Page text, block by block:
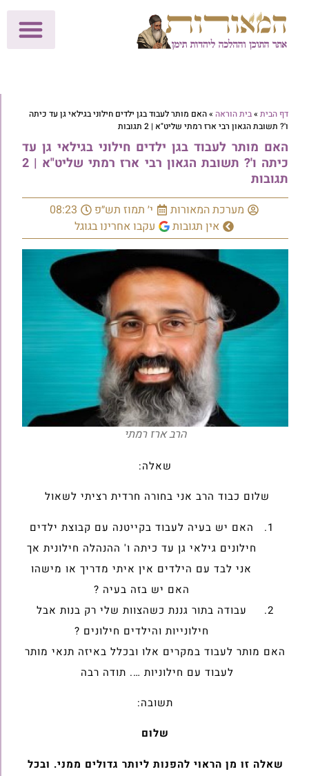
דף הבית »בית הוראה »האם מותר לעבוד בגן ילדים חילוני בגילאי גן עד כיתה
ו'? תשובת הגאון רבי ארז רמתי שליט"א | 2 תגובות
האם מותר לעבוד בגן ילדים חילוני בגילאי גן עד
כיתה ו'? תשובת הגאון רבי ארז רמתי שליט"א | 2
תגובות
מערכת המאורות י׳ תמוז תש״פ
08:23
אין תגובות
עקבו אחרינו בגוגל
הרב ארז רמתי
שאלה:
שלום כבוד הרב אני בחורה חרדית רציתי לשאול
האם יש בעיה לעבוד בקייטנה עם קבוצת ילדים
חילונים גילאי גן עד כיתה ו' ההנהלה חילונית אך
אני לבד עם הילדים אין איתי מדריך או מישהו
האם יש בזה בעיה ?
עבודה בתור גננת כשהצוות שלי רק בנות אבל
חילונייות והילדים חילונים ?
האם מותר לעבוד במקרים אלו ובכלל באיזה תנאי מותר
לעבוד עם חילוניות …. תודה רבה
תשובה:
שלום
שאלה זו מן הראוי להפנות ליותר גדולים ממני. ובכל